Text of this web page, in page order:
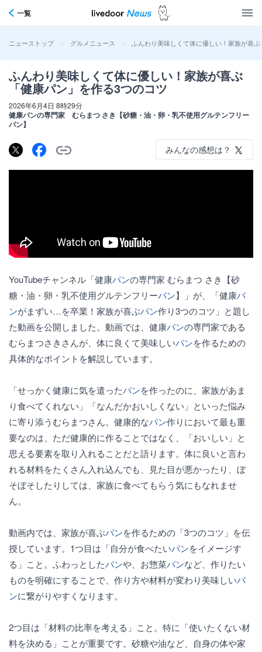
一覧
ニューストップ > グルメニュース > ふんわり美味しくて体に優しい！家族が喜
ふんわり美味しくて体に優しい！家族が喜ぶ
「健康パン」を作る3つのコツ
2026年6月4日 8時29分
健康パンの専門家 むらまつ さき【砂糖・油・卵・乳不使用グルテンフリー
パン】
みんなの感想は？
YouTubeチャンネル「健康パンの専門家 むらまつ さき【砂
糖・油・卵・乳不使用グルテンフリーパン】」が、「健康パ
ンがまずい…を卒業！家族が喜ぶパン作り3つのコツ」と題し
た動画を公開しました。動画では、健康パンの専門家である
むらまつさきさんが、体に良くて美味しいパンを作るための
具体的なポイントを解説しています。
「せっかく健康に気を遣ったパンを作ったのに、家族があま
り食べてくれない」「なんだかおいしくない」といった悩み
に寄り添うむらまつさん。健康的なパン作りにおいて最も重
要なのは、ただ健康的に作ることではなく、「おいしい」と
思える要素を取り入れることだと語ります。体に良いと言わ
れる材料をたくさん入れ込んでも、見た目が悪かったり、ぼ
そぼそしたりしては、家族に食べてもらう気にもなれませ
ん。
動画内では、家族が喜ぶパンを作るための「3つのコツ」を伝
授しています。1つ目は「自分が食べたいパンをイメージす
る」こと。ふわっとしたパンや、お惣菜パンなど、作りたい
ものを明確にすることで、作り方や材料が変わり美味しいパ
ンに繋がりやすくなります。
2つ目は「材料の比率を考える」こと。特に「使いたくない材
料を決める」ことが重要です。砂糖や油など、自身の体や家